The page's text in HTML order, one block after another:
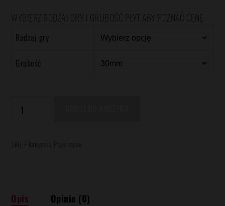
WYBIERZ RODZAJ GRY I GRUBOŚĆ PŁYT ABY POZNAĆ CENĘ
Rodzaj gry
Grubość
Gumowe
Play
SKU: Kategoria:
Opis Opinie (0)